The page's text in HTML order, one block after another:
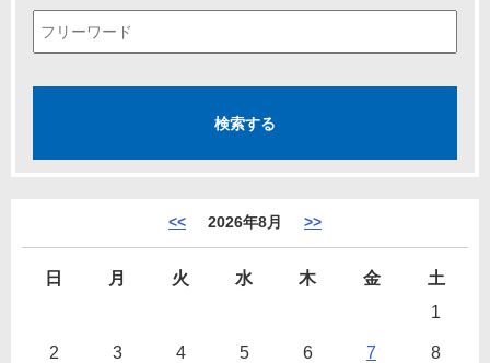
<< 2026年8月 >>
日 月 火 水 木 金
土
1
2 3 4 5 6 7 8